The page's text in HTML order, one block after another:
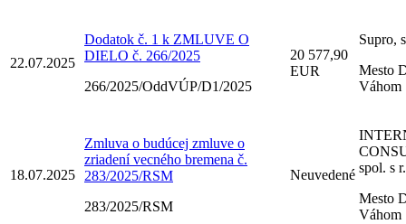
22.07.2025
Dodatok č. 1 k ZMLUVE O
DIELO č. 266/2025
266/2025/OddVÚP/D1/2025
20 577,90
EUR
Supro,
Mesto
Váhom
18.07.2025
Zmluva o budúcej zmluve o
zriadení vecného bremena č.
283/2025/RSM
283/2025/RSM
Neuvedené spol. s
Mesto
Váhom